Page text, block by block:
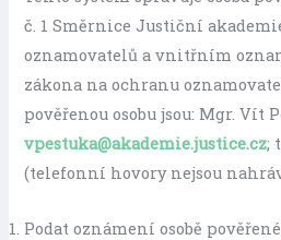
č. 1 Směrnice Justiční
oznamovatelů a vnitřním
zákona na ochranu
pověřenou osobu jsou: Mgr. Vít
vpestuka@akademie.justice.cz;
(telefonní hovory nejsou
Podat oznámení osobě